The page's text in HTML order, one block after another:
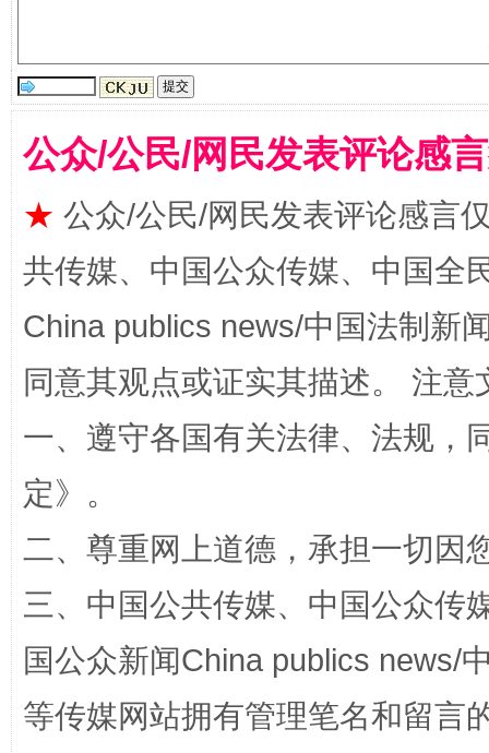
阿坝州三大球赛在茂县开幕 规模
公众/公民/网民发表评论感
★ 公众/公民/网民发表评论感言
共传媒、中国公众传媒、中国全
China publics news/中国法制新
同意其观点或证实其描述。 注
一、遵守各国有关法律、法规，
定》。
二、尊重网上道德，承担一切因
三、中国公共传媒、中国公众传
国公众新闻China publics news/
等传媒网站拥有管理笔名和留言